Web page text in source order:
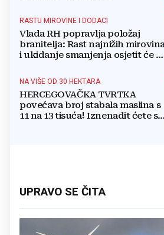
RASTU MIROVINE I DODACI
Vlada RH popravlja položaj
branitelja: Rast najnižih
i ukidanje smanjenja osjetit će se
NA VIŠE OD 30 HEKTARA
HERCEGOVAČKA TVRTKA
povećava broj stabala maslina s
11 na 13 tisuća! Iznenadit ćete se
UPRAVO SE ČITA